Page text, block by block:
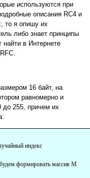
используются при
описания RC4 и
то я опишу их
либо знает принципы
в Интернете
16 байт, на
равномерно и
до 255, причем их
индекс
формировать массив M